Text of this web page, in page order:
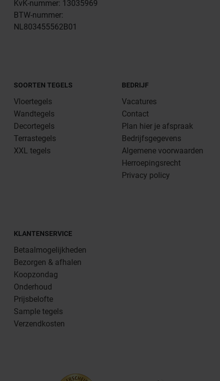
KvK-nummer: 13035969
BTW-nummer:
NL803455562B01
SOORTEN TEGELS
Vloertegels
Wandtegels
Decortegels
Terrastegels
XXL tegels
BEDRIJF
Vacatures
Contact
Plan hier je afspraak
Bedrijfsgegevens
Algemene voorwaarden
Herroepingsrecht
Privacy policy
KLANTENSERVICE
Betaalmogelijkheden
Bezorgen & afhalen
Koopzondag
Onderhoud
Prijsbelofte
Sample tegels
Verzendkosten